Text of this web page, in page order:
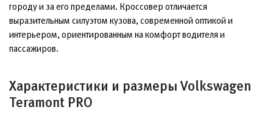
городу и за его пределами. Кроссовер отличается
выразительным силуэтом кузова, современной оптикой и
интерьером, ориентированным на комфорт водителя и
пассажиров.
Характеристики и размеры Volkswagen
Teramont PRO